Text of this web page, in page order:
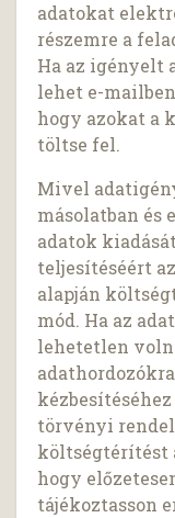
adatokat
részemre a
Ha az igényelt
lehet e-
hogy azokat a
töltse fel.
Mivel
másolatban és
adatok
teljesítéséért
alapján
mód. Ha az
lehetetlen
törvényi
költségtérítést
hogy
tájékoztasson